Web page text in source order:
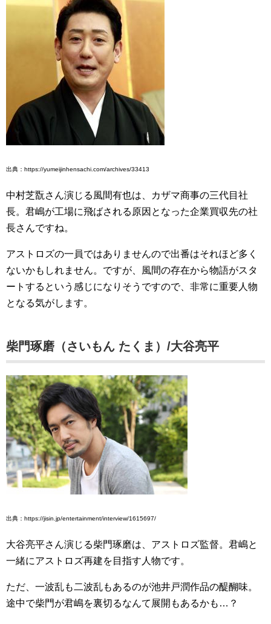
出典：https://yumeijinhensachi.com/archives/33413
中村芝翫さん演じる風間有也は、カザマ商事の三代目社
長。君嶋が工場に飛ばされる原因となった企業買収先の社
長さんですね。
アストロズの一員ではありませんので出番はそれほど多く
ないかもしれません。ですが、風間の存在から物語がスタ
ートするという感じになりそうですので、非常に重要人物
となる気がします。
柴門琢磨（さいもん たくま）/大谷亮平
出典：https://jisin.jp/entertainment/interview/1615697/
大谷亮平さん演じる柴門琢磨は、アストロズ監督。君嶋と
一緒にアストロズ再建を目指す人物です。
ただ、一波乱も二波乱もあるのが池井戸潤作品の醍醐味。
途中で柴門が君嶋を裏切るなんて展開もあるかも…？